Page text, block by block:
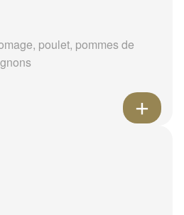
poulet, pommes de